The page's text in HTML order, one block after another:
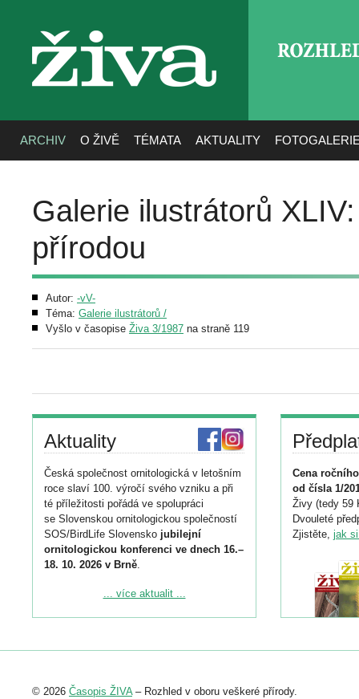
živa
ARCHIV O ŽIVĚ TÉMATA AKTUALITY
Galerie ilustrátorů
přírodou
Autor: -vV-
Téma: Galerie ilustrátorů /
Vyšlo v časopise Živa 3/1987 na straně 119
Aktuality
Česká společnost ornitologická v letošním
roce slaví 100. výročí svého vzniku a při
té příležitosti pořádá ve spolupráci
se Slovenskou ornitologickou společností
SOS/BirdLife Slovensko jubilejní
ornitologickou konferenci ve dnech 16.–
18. 10. 2026 v Brně.
Podrobnější informace ke konferenci
Registrovat se můžete do 6. září.
abstraktu přihlášené přednášky nebo
... více aktualit ...
Cena
od čísla 1/
Živy (tedy 59
Dvouleté
Zjistěte, jak
© 2026 Časopis ŽIVA– Rozhled v oboru veškeré přírody.